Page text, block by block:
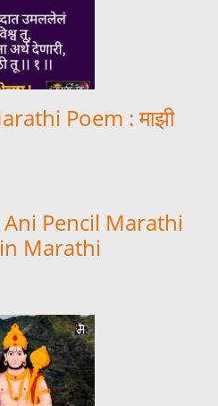
Poem : माझी
Ani Pencil Marathi
Marathi